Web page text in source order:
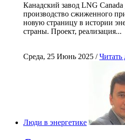
Канадский завод LNG
производство сжиженного
новую страницу в истории
страны. Проект, реализация...
Среда, 25 Июнь 2025 /Читать
Люди в энергетике